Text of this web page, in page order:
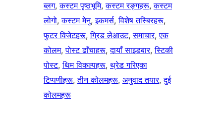
ब्लग, कस्टम पृष्ठभूमि, कस्टम रङ्गहरू, कस्टम
लोगो, कस्टम मेनु, इकमर्स, विशेष तस्बिरहरू
फुटर विजेटहरू, ग्रिड लेआउट, समाचार, एक
कोलम, पोस्ट ढाँचाहरू, दायाँ साइडबार, स्टिकी
पोस्ट, थिम विकल्पहरू, थ्रेड गरिएका
टिप्पणीहरू, तीन कोलमहरू, अनुवाद तयार, दुई
कोलमहरू